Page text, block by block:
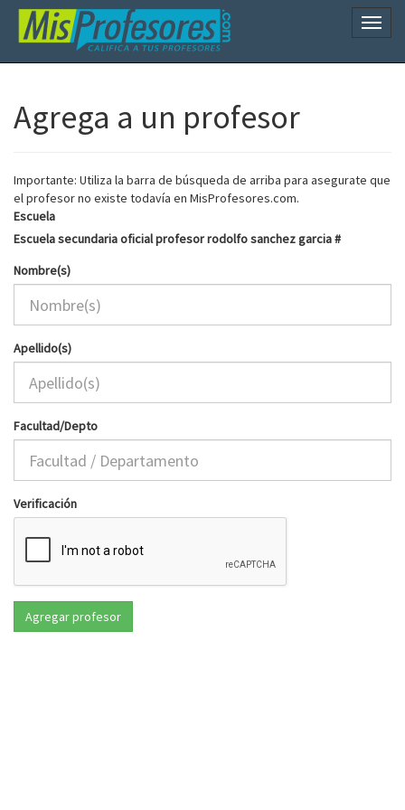
Agrega a un profesor
Importante: Utiliza la barra de búsqueda de arriba para asegurate que
el profesor no existe todavía en MisProfesores.com.
Escuela
Escuela secundaria oficial profesor rodolfo sanchez garcia #
Nombre(s)
Apellido(s)
Facultad/Depto
Verificación